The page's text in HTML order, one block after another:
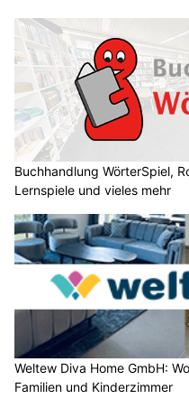
Buchhandlung WörterSpiel,
Lernspiele und vieles mehr
Weltew Diva Home GmbH:
Familien und Kinderzimmer